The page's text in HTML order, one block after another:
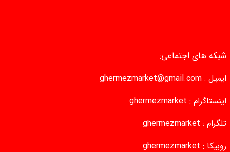
شبکه های اجتماعی:
ایمیل : ghermezmarket@gmail.com
اینستاگرام : ghermezmarket
تلگرام : ghermezmarket
روبیکا : ghermezmarket